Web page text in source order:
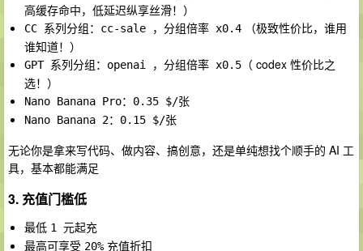
高缓存命中，低延迟纵享丝滑！）
CC 系列分组：cc-sale ，分组倍率 x0.4
（极致性价比，谁用
谁知道！）
GPT 系列分组：openai ，分组倍率 x0.5 （ codex 性价比之
选！）
Nano Banana Pro：0.35 $/张
Nano Banana 2：0.15 $/张
无论你是拿来写代码、做内容、搞创意，还是单纯想找个顺手的 AI 工
具，基本都能满足
3. 充值门槛低
最低 1 元起充
最高可享受 20%充值折扣